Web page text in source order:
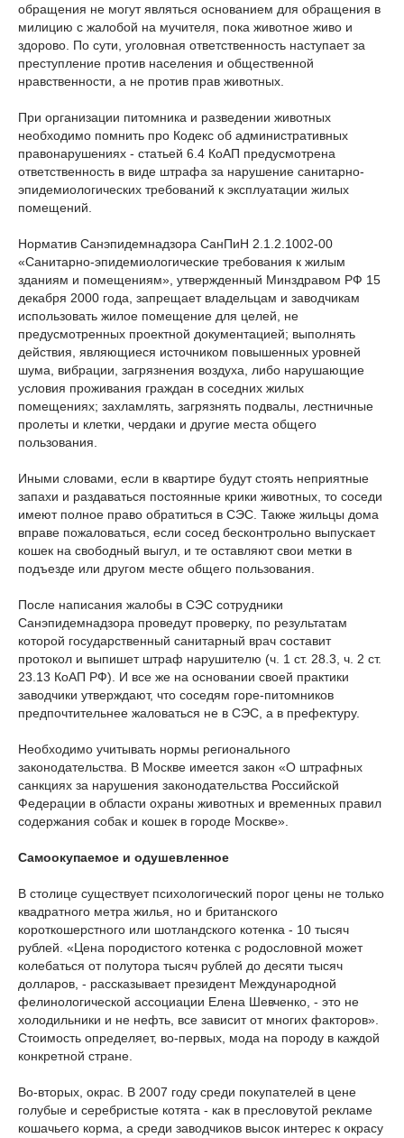
обращения не могут являться основанием для обращения в
милицию с жалобой на мучителя, пока животное живо и
здорово. По сути, уголовная ответственность наступает за
преступление против населения и общественной
нравственности, а не против прав животных.
При организации питомника и разведении животных
необходимо помнить про Кодекс об административных
правонарушениях - статьей 6.4 КоАП предусмoтрена
ответственность в виде штрафа за нарушение санитарно-
эпидемиологических требований к эксплуатации жилых
помещений.
Норматив Санэпидемнадзора СанПиН 2.1.2.1002-00
«Санитарно-эпидемиологические требования к жилым
зданиям и помещениям», утвержденный Минздравом РФ 15
декабря 2000 года, запрещает владельцам и заводчикам
использовать жилое помещение для целей, не
предусмотренных проектной документацией; выполнять
действия, являющиеся источником повышенных уровней
шума, вибрации, загрязнения воздуха, либо нарушающие
условия проживания граждан в соседних жилых
помещениях; захламлять, загрязнять подвалы, лестничные
пролеты и клетки, чердаки и другие места общего
пользования.
Иными словами, если в квартире будут стоять неприятные
запахи и раздаваться постоянные крики животных, то соседи
имеют полное право обратиться в СЭС. Также жильцы дома
вправе пожаловаться, если сосед бесконтрольно выпускает
кошек на свободный выгул, и те оставляют свои метки в
подъезде или другом месте общего пользования.
После написания жалобы в СЭС сотрудники
Санэпидемнадзора проведут проверку, по результатам
которой государственный санитарный врач составит
протокол и выпишет штраф нарушителю (ч. 1 ст. 28.3, ч. 2 ст.
23.13 КоАП РФ). И все же на основании своей практики
заводчики утверждают, что соседям горе-питомников
предпочтительнее жаловаться не в СЭС, а в префектуру.
Необходимо учитывать нормы регионального
законодательства. В Москве имеется закон «О штрафных
санкциях за нарушения законодательства Российской
Федерации в области охраны животных и временных правил
содержания собак и кошек в городе Москве».
Самоокупаемое и одушевленное
В столице существует психологический порог цены не только
квадратного метра жилья, но и британского
короткошерстного или шотландского котенка - 10 тысяч
рублей. «Цена породистого котенка с родословной может
колебаться от полутора тысяч рублей до десяти тысяч
долларов, - рассказывает президент Международной
фелинологической ассоциации Елена Шевченко, - это не
холодильники и не нефть, все зависит от многих факторов».
Стоимость определяет, во-первых, мода на породу в каждой
конкретной стране.
Во-вторых, окрас. В 2007 году среди покупателей в цене
голубые и серебристые котята - как в пресловутой рекламе
кошачьего корма, а среди заводчиков высок интерес к окрасу